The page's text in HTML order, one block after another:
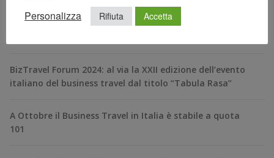
BizTravel Forum 2024: al via la XXII edizione dell’evento
italiano del business travel dal titolo “Tabula Rasa”
A Ottobre il Business Travel in Italia è stabile a quota
101
Personalizza Rifiuta Accetta